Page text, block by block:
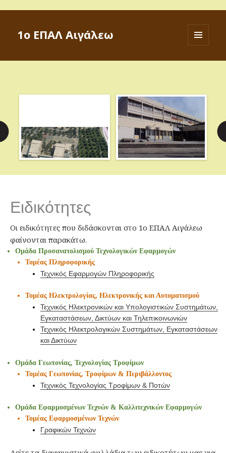
1ο ΕΠΑΛ Αιγάλεω
Ειδικότητες
Οι ειδικότητες που διδάσκονται στο 1ο ΕΠΑΛ Αιγάλεω
φαίνονται παρακάτω.
Ομάδα Προσανατολισμού Τεχνολογικών Εφαρμογών
Τομέας Πληροφορικής
Τεχνικός Εφαρμογών Πληροφορικής
Τομέας Ηλεκτρολογίας, Ηλεκτρονικής και Αυτοματισμού
Τεχνικός Ηλεκτρονικών και Υπολογιστικών Συστημάτων,
Εγκαταστάσεων, Δικτύων και Τηλεπικοινωνιών
Τεχνικός Ηλεκτρολογικών Συστημάτων, Εγκαταστάσεων
και Δικτύων
Ομάδα Γεωπονίας, Τεχνολογίας Τροφίμων
Τομέας Γεωπονίας, Τροφίμων & Περιβάλλοντος
Τεχνικός Τεχνολογίας Τροφίμων & Ποτών
Ομάδα Εφαρμοσμένων Τεχνών & Καλλιτεχνικών Εφαρμογών
Τομέας Εφαρμοσμένων Τεχνών
Γραφικών Τεχνών